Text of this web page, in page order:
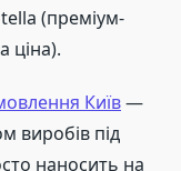
(преміум-
ціна).
Київ—
виробів під
наносить на